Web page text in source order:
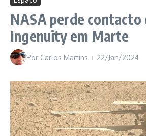
NASA perde contacto
Ingenuity em Marte
Por Carlos Martins 22/Jan/2024